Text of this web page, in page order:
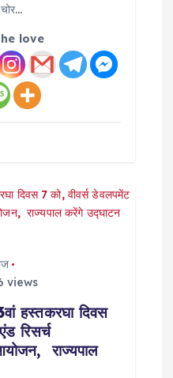
love
views
हस्तकरघा दिवस
रिसर्च
राज्यपाल